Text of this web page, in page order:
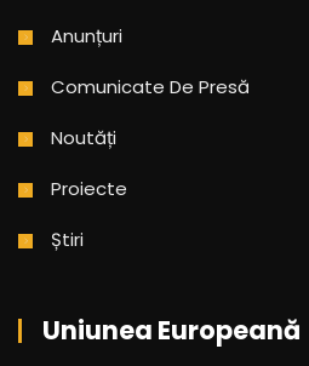
Anunțuri
Comunicate De Presă
Noutăți
Proiecte
Știri
Uniunea Europeană